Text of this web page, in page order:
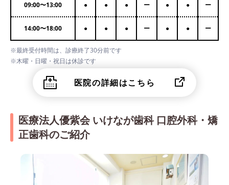
09:00〜13:00 ● ● ● ー ● ● ー
14:00〜18:00 ● ● ● ー ● ● ー
※最終受付時間は、診療終了30分前です
※木曜・日曜・祝日は休診です
医院の詳細はこちら
医療法人優紫会 いけなが歯科 口腔外科・矯
正歯科のご紹介